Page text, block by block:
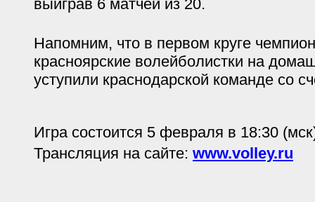
выиграв 6 матчей из 20.
Напомним, что в первом круге
красноярские волейболистки на
уступили краснодарской команде со
Игра состоится 5 февраля в 18:30
Трансляция на сайте: www.volley.ru